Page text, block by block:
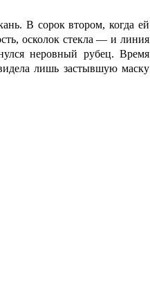
В сорок втором, когда ей
осколок стекла — и линия
неровный рубец. Время
лишь застывшую маску